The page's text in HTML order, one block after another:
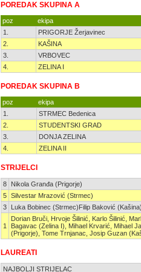
POREDAK SKUPINA A
poz ekipa
1.
PRIGORJE Žerjavinec
2.
KAŠINA
3.
VRBOVEC
4.
ZELINA I
POREDAK SKUPINA B
poz ekipa
1.
STRMEC Bedenica
2.
STUDENTSKI GRAD
3.
DONJA ZELINA
4.
ZELINA II
STRIJELCI
8
Nikola Granđa (Prigorje)
5 Silvestar Mrazović (Strmec)
3
Luka Bobinec (Strmec)Filip Baković
1
Dorian Bruči, Hrvoje Šilinić, Karlo Šilinić,
Bagavac (Zelina I), Mihael Krvarić, Mihael
(Prigorje), Tome Trnjanac, Josip Guzan
LAUREATI
NAJBOLJI STRIJELAC